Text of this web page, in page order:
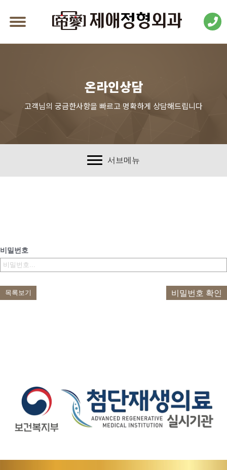
온라인상담
고객님의 궁금한사항을 빠르고 명확하게 상담해드립니다
서브메뉴
비밀번호
목록보기 비밀번호 확인